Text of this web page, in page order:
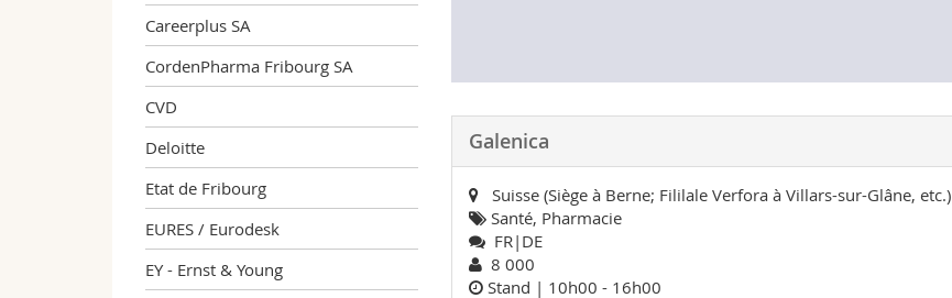
Careerplus SA
CordenPharma Fribourg SA
CVD
Deloitte
Etat de Fribourg
EURES / Eurodesk
EY - Ernst & Young
Galenica
Suisse (Siège à Berne; Fililale Verfora à Villars-sur-Glâne, etc.)
Santé, Pharmacie
FR|DE
8 000
Stand | 10h00 - 16h00